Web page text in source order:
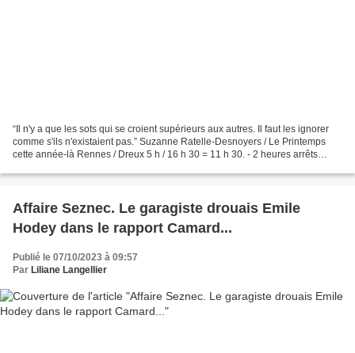
“Il n'y a que les sots qui se croient supérieurs aux autres. Il faut les ignorer
comme s'ils n'existaient pas.” Suzanne Ratelle-Desnoyers / Le Printemps
cette année-là Rennes / Dreux 5 h / 16 h 30 = 11 h 30. - 2 heures arrêts
Affaire Seznec. Le garagiste drouais Emile
Hodey dans le rapport Camard...
Publié le 07/10/2023 à 09:57
Par Liliane Langellier